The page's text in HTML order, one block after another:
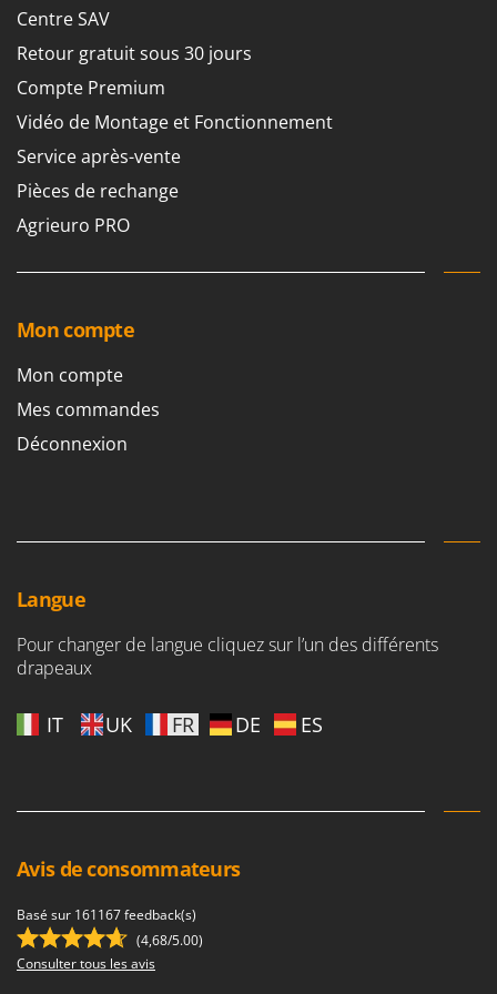
Centre SAV
Retour gratuit sous 30 jours
Compte Premium
Vidéo de Montage et Fonctionnement
Service après-vente
Pièces de rechange
Agrieuro PRO
Mon compte
Mon compte
Mes commandes
Déconnexion
Langue
Pour changer de langue cliquez sur l’un des différents
drapeaux
IT UK FR DE ES
Avis de consommateurs
Basé sur 161167 feedback(s)
(4,68/5.00)
Consulter tous les avis